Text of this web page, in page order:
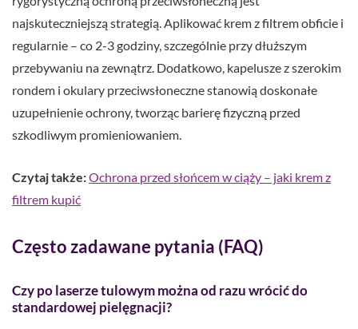
najskuteczniejszą strategią. Aplikować krem z filtrem obficie i
regularnie – co 2-3 godziny, szczególnie przy dłuższym
przebywaniu na zewnątrz. Dodatkowo, kapelusze z szerokim
rondem i okulary przeciwsłoneczne stanowią doskonałe
uzupełnienie ochrony, tworząc barierę fizyczną przed
szkodliwym promieniowaniem.
Czytaj także:Ochrona przed słońcem w ciąży – jaki krem z
filtrem kupić
Często zadawane pytania (FAQ)
Czy po laserze tulowym można od razu wrócić do
standardowej pielęgnacji?